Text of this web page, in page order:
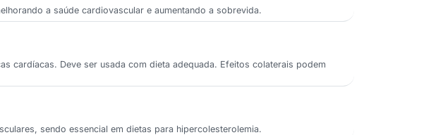
a saúde cardiovascular e aumentando a sobrevida.
cardíacas. Deve ser usada com dieta adequada. Efeitos colaterais podem
sendo essencial em dietas para hipercolesterolemia.